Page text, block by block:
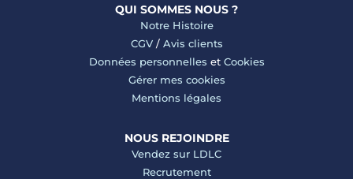
QUI SOMMES NOUS ?
Notre Histoire
CGV/ Avis clients
Données personnelles et Cookies
Gérer mes cookies
Mentions légales
NOUS REJOINDRE
Vendez sur LDLC
Recrutement